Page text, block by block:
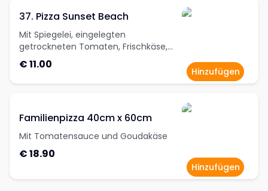
37. Pizza Sunset Beach
Mit Spiegelei, eingelegten
getrockneten Tomaten, Frischkäse,
Basilikum, Mandeln und Lachs
€ 11.00
Hinzufügen
Familienpizza 40cm x 60cm
Mit Tomatensauce und Goudakäse
€ 18.90
Hinzufügen